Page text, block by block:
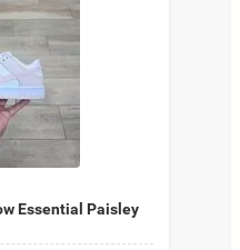
Essential Paisley